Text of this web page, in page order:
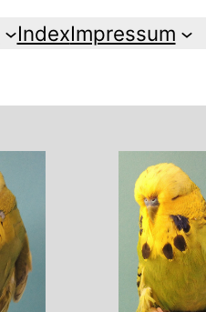
IndexImpressum